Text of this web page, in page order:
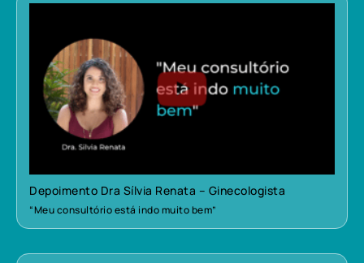
Depoimento Dra Sílvia Renata – Ginecologista
“Meu consultório está indo muito bem”